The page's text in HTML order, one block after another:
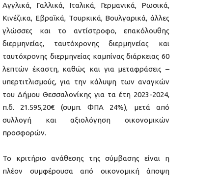
Αγγλικά, Γαλλικά, Ιταλικά, Γερμανικά, Ρωσικά,
Κινέζικα, Εβραϊκά, Τουρκικά, Βουλγαρικά, άλλες
γλώσσες και το αντίστροφο, επακόλουθης
διερμηνείας, ταυτόχρονης διερμηνείας και
ταυτόχρονης διερμηνείας καμπίνας διάρκειας 60
λεπτών έκαστη, καθώς και για μεταφράσεις –
υπερτιτλισμούς, για την κάλυψη των αναγκών
του Δήμου Θεσσαλονίκης για τα έτη 2023-2024,
π.δ. 21.595,20€ (συμπ. ΦΠΑ 24%), μετά από
συλλογή και αξιολόγηση οικονομικών
προσφορών.
Το κριτήριο ανάθεσης της σύμβασης είναι η
πλέον συμφέρουσα από οικονομική άποψη